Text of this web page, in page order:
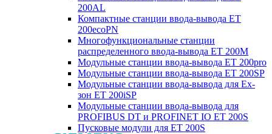
200AL
Компактные станции ввода-вывода ET
200ecoPN
Многофункциональные станции
распределенного ввода-вывода ET 200M
Модульные станции ввода-вывода ET 200pro
Модульные станции ввода-вывода ET 200SP
Модульные станции ввода-вывода для Ex-
зон ET 200iSP
Модульные станции ввода-вывода для
PROFIBUS DT и PROFINET IO ET 200S
Пусковые модули для ET 200S